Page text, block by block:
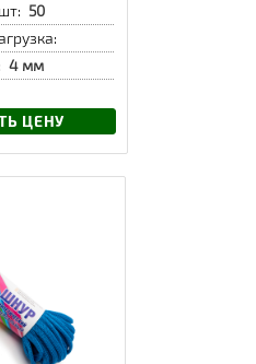
50
4 мм
ЦЕНУ